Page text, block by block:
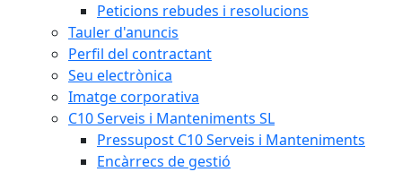
Peticions rebudes i resolucions
Tauler d'anuncis
Perfil del contractant
Seu electrònica
Imatge corporativa
C10 Serveis i Manteniments SL
Pressupost C10 Serveis i Manteniments
Encàrrecs de gestió